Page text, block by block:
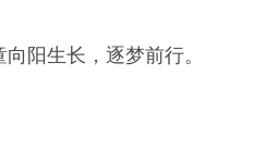
阳生长，逐梦前行。